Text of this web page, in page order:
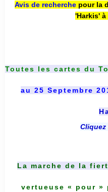
Avis de recherche pour la
'Harkis' à
Toutes les cartes du
au 25 Septembre
Cliquez
La marche de la
vertueuse « pour »